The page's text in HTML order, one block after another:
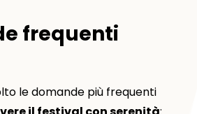
frequenti
le domande più frequenti